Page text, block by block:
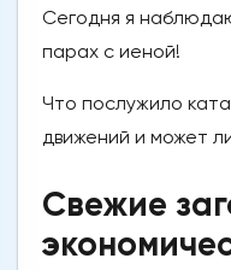
Сегодня я
парах с иеной!
Что послужило
движений и может
Свежие